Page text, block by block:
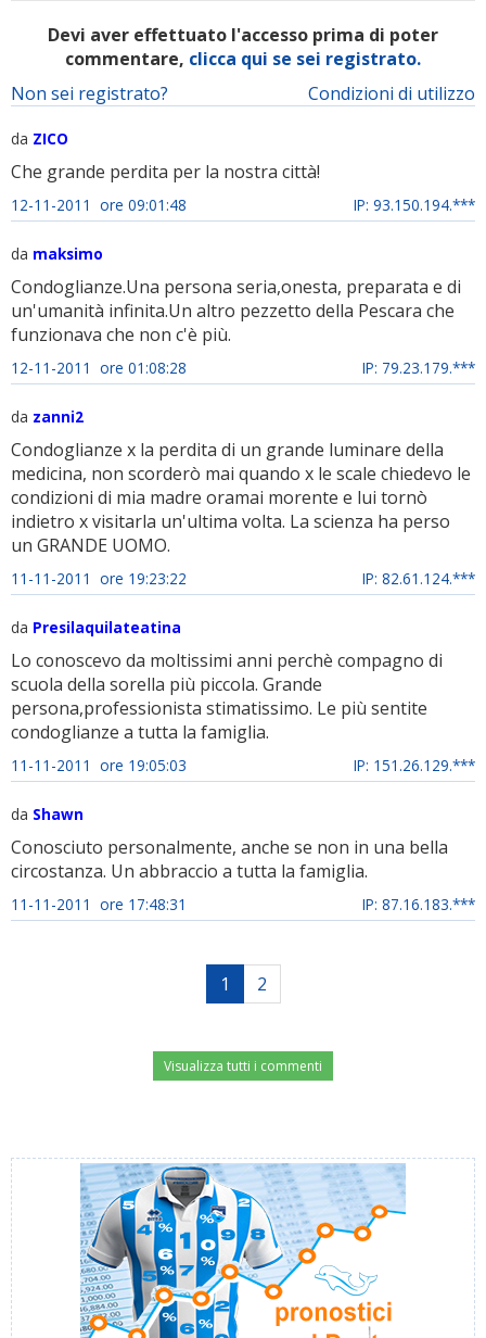
Devi aver effettuato l'accesso prima di poter
commentare, clicca qui se sei registrato.
Condizioni di utilizzo
Non sei registrato?
da ZICO
Che grande perdita per la nostra città!
12-11-2011 ore 09:01:48 IP: 93.150.194.***
da maksimo
Condoglianze.Una persona seria,onesta, preparata e di
un'umanità infinita.Un altro pezzetto della Pescara che
funzionava che non c'è più.
12-11-2011 ore 01:08:28 IP: 79.23.179.***
da zanni2
Condoglianze x la perdita di un grande luminare della
medicina, non scorderò mai quando x le scale chiedevo le
condizioni di mia madre oramai morente e lui tornò
indietro x visitarla un'ultima volta. La scienza ha perso
un GRANDE UOMO.
11-11-2011 ore 19:23:22 IP: 82.61.124.***
da Presilaquilateatina
Lo conoscevo da moltissimi anni perchè compagno di
scuola della sorella più piccola. Grande
persona,professionista stimatissimo. Le più sentite
condoglianze a tutta la famiglia.
11-11-2011 ore 19:05:03 IP: 151.26.129.***
da Shawn
Conosciuto personalmente, anche se non in una bella
circostanza. Un abbraccio a tutta la famiglia.
11-11-2011 ore 17:48:31 IP: 87.16.183.***
1 2
Visualizza tutti i commenti